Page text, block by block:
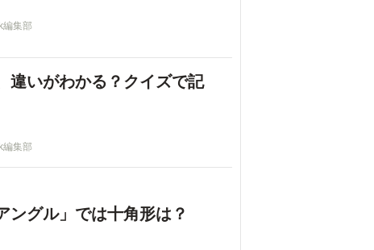
編集部
違いがわかる？クイズで記
編集部
ングル」では十角形は？